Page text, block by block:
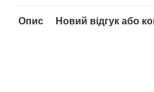
Опис Новий відгук або